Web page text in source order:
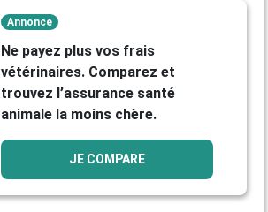
Annonce
Ne payez plus vos frais
vétérinaires. Comparez et
trouvez l’assurance santé
animale la moins chère.
JE COMPARE